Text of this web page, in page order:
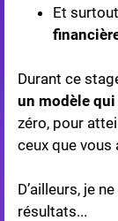
Et
Durant ce
un modèle
zéro, pour
ceux que vous
D’ailleurs, je
résultats...